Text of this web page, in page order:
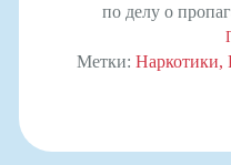
по делу о
Метки: Наркотики